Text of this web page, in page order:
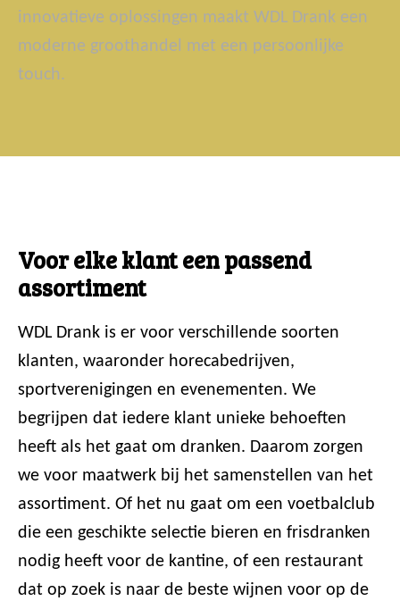
innovatieve oplossingen maakt WDL Drank een
moderne groothandel met een persoonlijke
touch.
Voor elke klant een passend
assortiment
WDL Drank is er voor verschillende soorten
klanten, waaronder horecabedrijven,
sportverenigingen en evenementen. We
begrijpen dat iedere klant unieke behoeften
heeft als het gaat om dranken. Daarom zorgen
we voor maatwerk bij het samenstellen van het
assortiment. Of het nu gaat om een voetbalclub
die een geschikte selectie bieren en frisdranken
nodig heeft voor de kantine, of een restaurant
dat op zoek is naar de beste wijnen voor op de